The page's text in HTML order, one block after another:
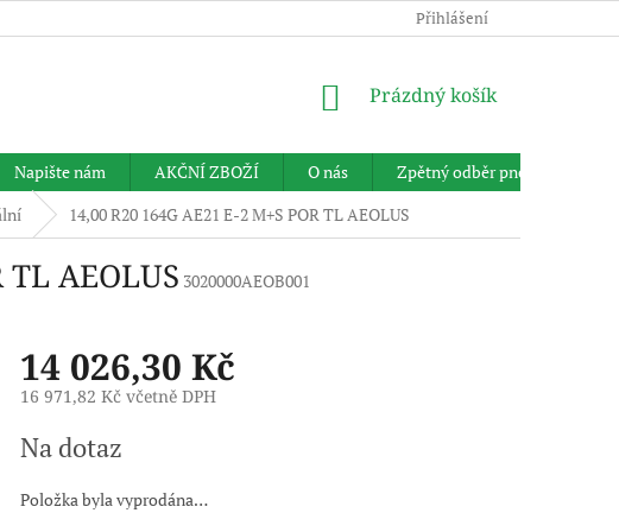
Přihlášení
NÁKUPNÍ
Prázdný košík
Napište nám AKČNÍ ZBOŽÍ O nás
Zpětný odběr pneumatik
14,00 R20 164G AE21 E-2 M+S POR TL AEOLUS
TL AEOLUS 3020000AEOB001
14 026,30 Kč
16 971,82 Kč včetně DPH
cena:
Na dotaz
Položka byla vyprodána…